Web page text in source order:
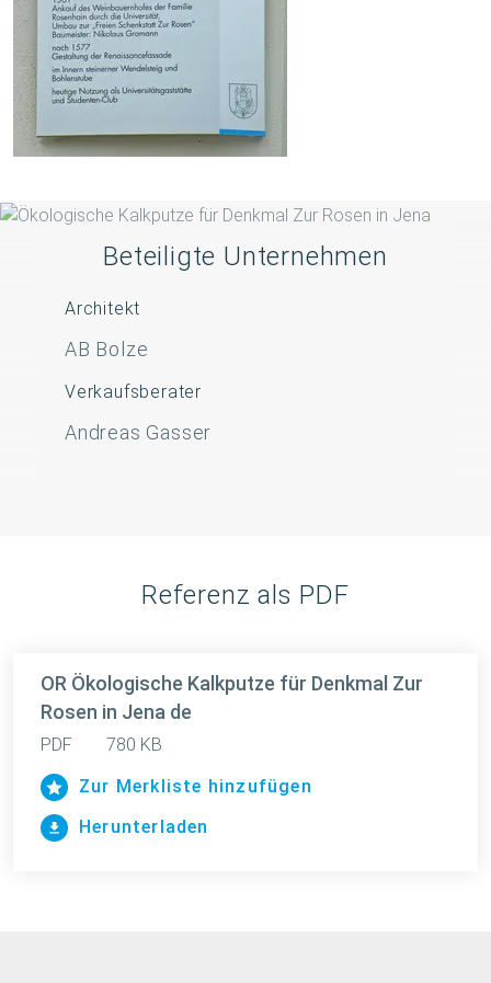
Beteiligte Unternehmen
Architekt
AB Bolze
Verkaufsberater
Andreas Gasser
Referenz als PDF
OR Ökologische Kalkputze für Denkmal Zur
Rosen in Jena de
PDF
780 KB
Zur Merkliste hinzufügen
Herunterladen